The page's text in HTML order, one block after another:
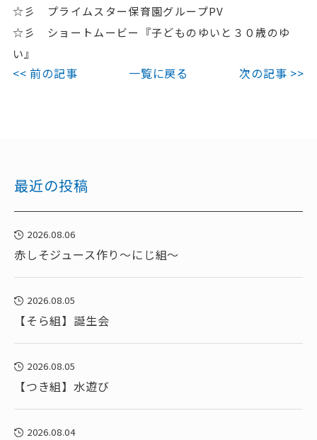
☆彡 プライムスター保育園グループPV
☆彡 ショートムービー『子どものゆいと３０歳のゆ
い』
<< 前の記事 一覧に戻る 次の記事 >>
最近の投稿
2026.08.06
赤しそジュース作り～にじ組～
2026.08.05
【そら組】誕生会
2026.08.05
【つき組】水遊び
2026.08.04